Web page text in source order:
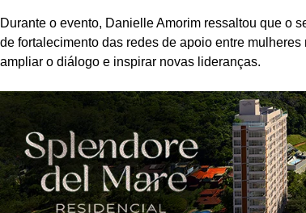
Durante o evento, Danielle Amorim ressaltou que o
de fortalecimento das redes de apoio entre
ampliar o diálogo e inspirar novas lideranças.